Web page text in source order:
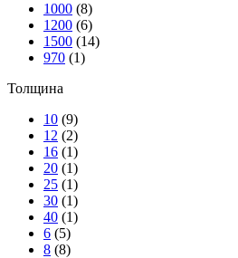
1000 (8)
1200 (6)
1500 (14)
970 (1)
Толщина
10 (9)
12 (2)
16 (1)
20 (1)
25 (1)
30 (1)
40 (1)
6 (5)
8 (8)